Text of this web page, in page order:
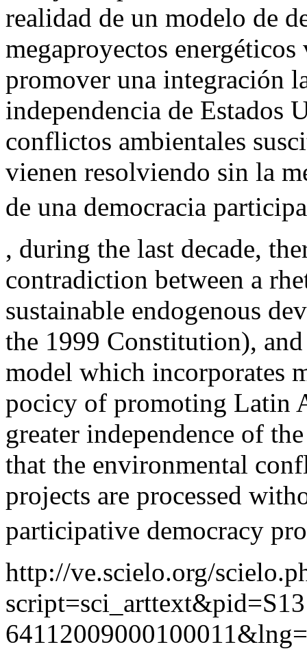
realidad de un modelo de
megaproyectos
promover una integración
independencia de Estados
conflictos ambientales
vienen resolviendo sin la
de una democracia
, during the last decade,
contradiction between a
sustainable endogenous
the 1999 Constitution),
model which incorporates
pocicy of promoting Latin
greater independence of
that the environmental
projects are processed
participative democracy
http://ve.scielo.org/